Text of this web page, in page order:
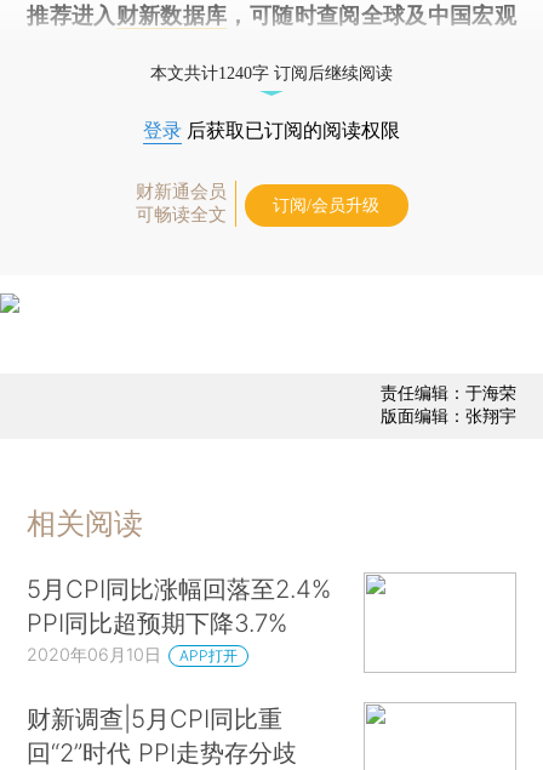
推荐进入 财新数据库 ，可随时查阅全球及中国宏观
本文共计1240字 订阅后继续阅读
登录 后获取已订阅的阅读权限
财新通会员
可畅读全文
订阅/会员升级
责任编辑：于海荣
版面编辑：张翔宇
相关阅读
5月CPI同比涨幅回落至2.4%
PPI同比超预期下降3.7%
2020年06月10日 APP打开
财新调查|5月CPI同比重
回“2”时代 PPI走势存分歧